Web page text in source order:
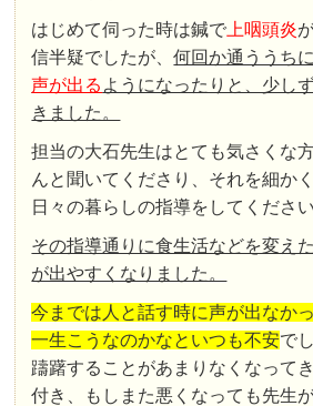
はじめて伺った時は鍼で 上咽頭炎
信半疑でしたが、何回か通ううち
声が出る ようになったりと、少し
きました。
担当の大石先生はとても気さくな
んと聞いてくださり、それを細か
日々の暮らしの指導をしてください
その指導通りに食生活などを変え
が出やすくなりました。
今までは人と話す時に声が出なか
一生こうなのかなといつも不安で
躊躇することがあまりなくなって
付き、もしまた悪くなっても先生